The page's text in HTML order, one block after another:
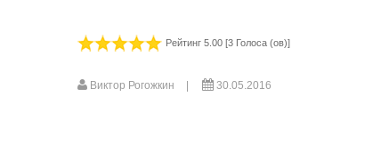
Рейтинг 5.00 [3 Голоса (ов)]
Виктор Рогожкин 30.05.2016